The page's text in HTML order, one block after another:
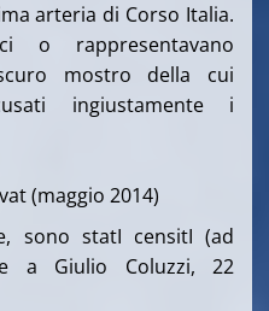
arteria di Corso Italia.
o rappresentavano
mostro della cui
ingiustamente i
(maggio 2014)
sono statI censitI (ad
a Giulio Coluzzi, 22